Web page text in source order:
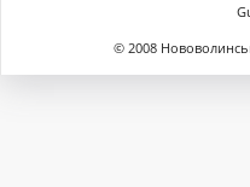
© 2008